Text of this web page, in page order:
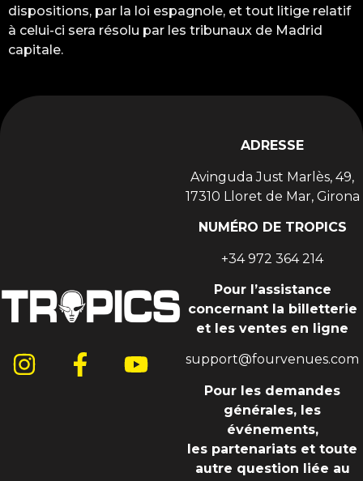
dispositions, par la loi espagnole, et tout litige relatif
à celui-ci sera résolu par les tribunaux de Madrid
capitale.
ADRESSE
Avinguda Just Marlès, 49,
17310 Lloret de Mar, Girona
NUMÉRO DE TROPICS
+34 972 364 214
Pour l’assistance
concernant la billetterie
et les ventes en ligne
support@fourvenues.com
Pour les demandes
générales, les
événements,
les partenariats et toute
autre question liée au